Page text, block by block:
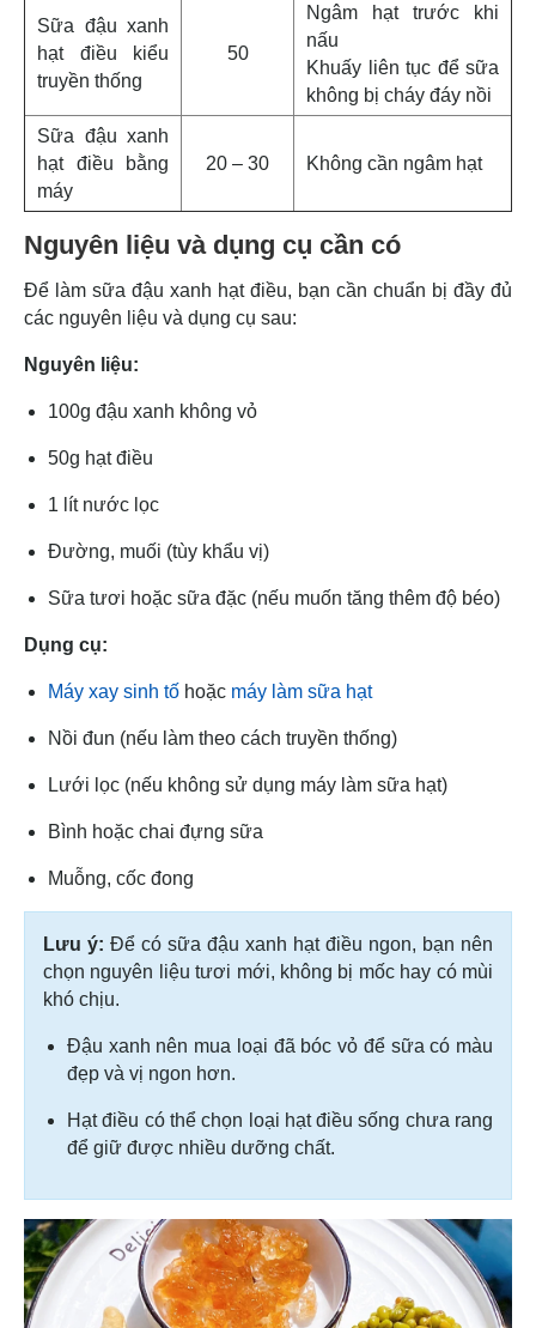
Sữa đậu xanh
hạt điều kiểu
truyền thống
50
Ngâm hạt trước khi
nấu
Khuấy liên tục để sữa
không bị cháy đáy nồi
Sữa đậu xanh
hạt điều bằng
máy
20 – 30 Không cần ngâm hạt
Nguyên liệu và dụng cụ cần có
Để làm sữa đậu xanh hạt điều, bạn cần chuẩn bị đầy đủ
các nguyên liệu và dụng cụ sau:
Nguyên liệu:
100g đậu xanh không vỏ
50g hạt điều
1 lít nước lọc
Đường, muối (tùy khẩu vị)
Sữa tươi hoặc sữa đặc (nếu muốn tăng thêm độ béo)
Dụng cụ:
Máy xay sinh tố hoặc máy làm sữa hạt
Nồi đun (nếu làm theo cách truyền thống)
Lưới lọc (nếu không sử dụng máy làm sữa hạt)
Bình hoặc chai đựng sữa
Muỗng, cốc đong
Lưu ý: Để có sữa đậu xanh hạt điều ngon, bạn nên
chọn nguyên liệu tươi mới, không bị mốc hay có mùi
khó chịu.
Đậu xanh nên mua loại đã bóc vỏ để sữa có màu
đẹp và vị ngon hơn.
Hạt điều có thể chọn loại hạt điều sống chưa rang
để giữ được nhiều dưỡng chất.